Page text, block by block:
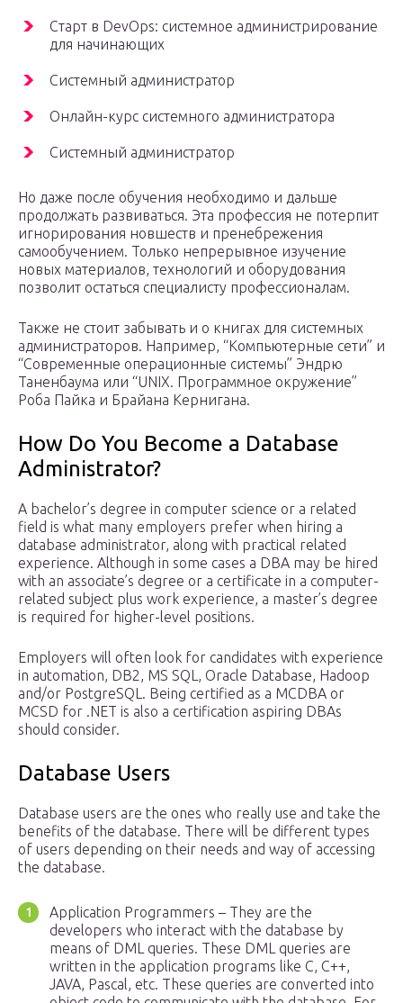
Старт в DevOps: системное администрирование
для начинающих
Системный администратор
Онлайн-курс системного администратора
Системный администратор
Но даже после обучения необходимо и дальше
продолжать развиваться. Эта профессия не потерпит
игнорирования новшеств и пренебрежения
самообучением. Только непрерывное изучение
новых материалов, технологий и оборудования
позволит остаться специалисту профессионалам.
Также не стоит забывать и о книгах для системных
администраторов. Например, “Компьютерные сети” и
“Современные операционные системы” Эндрю
Таненбаума или “UNIX. Программное окружение”
Роба Пайка и Брайана Кернигана.
How Do You Become a Database
Administrator?
A bachelor’s degree in computer science or a related
field is what many employers prefer when hiring a
database administrator, along with practical related
experience. Although in some cases a DBA may be hired
with an associate’s degree or a certificate in a computer-
related subject plus work experience, a master’s degree
is required for higher-level positions.
Employers will often look for candidates with experience
in automation, DB2, MS SQL, Oracle Database, Hadoop
and/or PostgreSQL. Being certified as a MCDBA or
MCSD for .NET is also a certification aspiring DBAs
should consider.
Database Users
Database users are the ones who really use and take the
benefits of the database. There will be different types
of users depending on their needs and way of accessing
the database.
Application Programmers – They are the
developers who interact with the database by
means of DML queries. These DML queries are
written in the application programs like C, C++,
JAVA, Pascal, etc. These queries are converted into